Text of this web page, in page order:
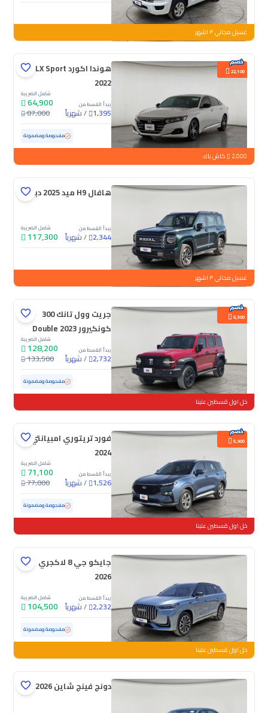
جديدة
غسيل مجاني ٣ اشهر
22,100
هوندا اكورد LX Sport
2022
يبدأ القسط من
1,395
/شهرياً
شامل الضريبة
64,900
87,000
مستعملة 124,676 كم مفحوصة ومضمونة
2,000 كاش باك
هافال H9 ميد 2025 دبل
يبدأ القسط من
2,344
/شهرياً
شامل الضريبة
117,300
جديدة
غسيل مجاني ٣ اشهر
5,300
جريت وول تانك 300
كونكيرور 2023 Double
يبدأ القسط من
2,732
/شهرياً
شامل الضريبة
128,200
133,500
مستعملة 47,262 كم ممشى قليل مفحوصة ومضمونة
خل اول قسطين علينا
5,900
فورد تريتوري امبيانتي
2024
يبدأ القسط من
1,526
/شهرياً
شامل الضريبة
71,100
77,000
مستعملة 60,395 كم مفحوصة ومضمونة
خل اول قسطين علينا
جايكو جي 8 لاكجري
2026
يبدأ القسط من
2,232
/شهرياً
شامل الضريبة
104,500
مستعملة 16,667 كم ممشى قليل مفحوصة ومضمونة
خل اول قسطين علينا
دونج فينج شاين E1 2026